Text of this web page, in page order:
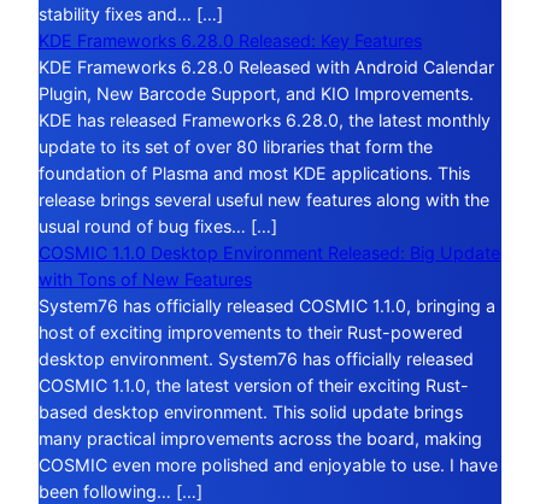
stability fixes and… […]
KDE Frameworks 6.28.0 Released: Key Features
KDE Frameworks 6.28.0 Released with Android Calendar
Plugin, New Barcode Support, and KIO Improvements.
KDE has released Frameworks 6.28.0, the latest monthly
update to its set of over 80 libraries that form the
foundation of Plasma and most KDE applications. This
release brings several useful new features along with the
usual round of bug fixes… […]
COSMIC 1.1.0 Desktop Environment Released: Big Update
with Tons of New Features
System76 has officially released COSMIC 1.1.0, bringing a
host of exciting improvements to their Rust-powered
desktop environment. System76 has officially released
COSMIC 1.1.0, the latest version of their exciting Rust-
based desktop environment. This solid update brings
many practical improvements across the board, making
COSMIC even more polished and enjoyable to use. I have
been following… […]